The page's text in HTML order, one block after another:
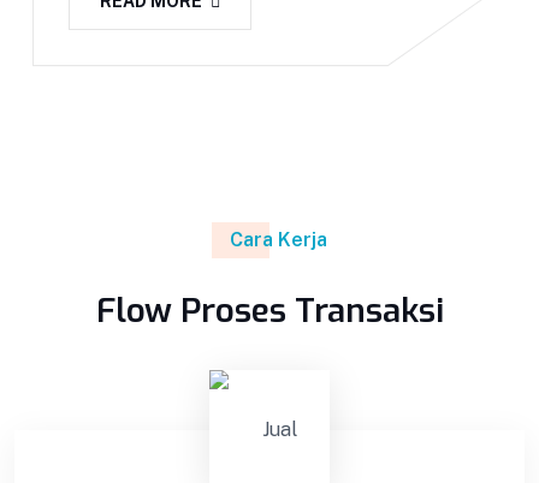
Cara Kerja
Flow Proses Transaksi